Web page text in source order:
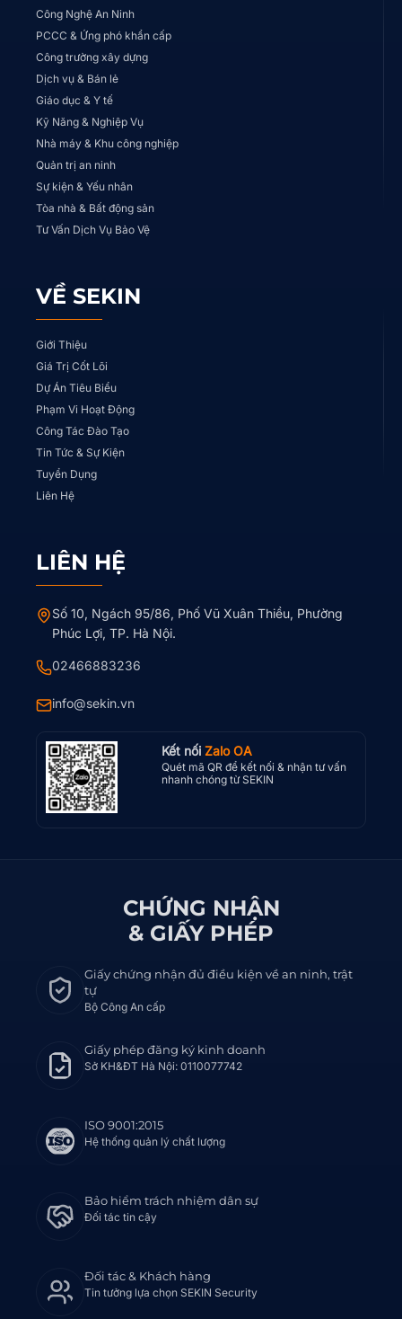
Công Nghệ An Ninh
PCCC & Ứng phó khẩn cấp
Công trường xây dựng
Dịch vụ & Bán lẻ
Giáo dục & Y tế
Kỹ Năng & Nghiệp Vụ
Nhà máy & Khu công nghiệp
Quản trị an ninh
Sự kiện & Yếu nhân
Tòa nhà & Bất động sản
Tư Vấn Dịch Vụ Bảo Vệ
VỀ SEKIN
Giới Thiệu
Giá Trị Cốt Lõi
Dự Án Tiêu Biểu
Phạm Vi Hoạt Động
Công Tác Đào Tạo
Tin Tức & Sự Kiện
Tuyển Dụng
Liên Hệ
LIÊN HỆ
Số 10, Ngách 95/86, Phố Vũ Xuân Thiều, Phường
Phúc Lợi, TP. Hà Nội.
02466883236
info@sekin.vn
Kết nối Zalo OA
Quét mã QR để kết nối & nhận tư vấn
nhanh chóng từ SEKIN
CHỨNG NHẬN
& GIẤY PHÉP
Giấy chứng nhận đủ điều kiện về an ninh, trật
tự
Bộ Công An cấp
Giấy phép đăng ký kinh doanh
Sở KH&ĐT Hà Nội: 0110077742
ISO 9001:2015
Hệ thống quản lý chất lượng
Bảo hiểm trách nhiệm dân sự
Đối tác tin cậy
Đối tác & Khách hàng
Tin tưởng lựa chọn SEKIN Security